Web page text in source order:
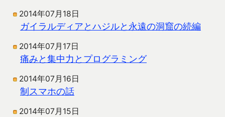
2014年07月18日
ガイラルディアとハジルと永遠の洞窟の続編
2014年07月17日
痛みと集中力とプログラミング
2014年07月16日
制スマホの話
2014年07月15日